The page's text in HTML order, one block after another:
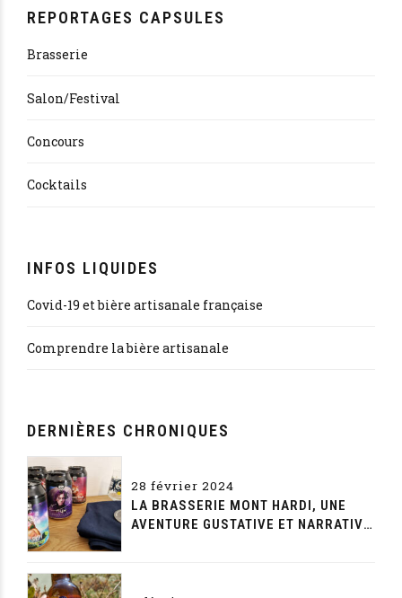
REPORTAGES CAPSULES
Brasserie
Salon/Festival
Concours
Cocktails
INFOS LIQUIDES
Covid-19 et bière artisanale française
Comprendre la bière artisanale
DERNIÈRES CHRONIQUES
28 février 2024
LA BRASSERIE MONT HARDI, UNE
AVENTURE GUSTATIVE ET NARRATIVE